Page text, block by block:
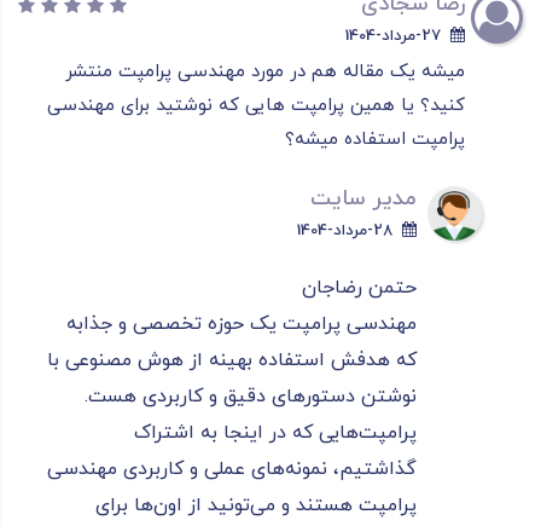
27-مرداد-1404
میشه یک مقاله هم در مورد مهندسی پرامپت منتشر
کنید؟ یا همین پرامپت هایی که نوشتید برای مهندسی
پرامپت استفاده میشه؟
مدیر سایت
28-مرداد-1404
حتمن رضاجان
مهندسی پرامپت یک حوزه تخصصی و جذابه
که هدفش استفاده بهینه از هوش مصنوعی با
نوشتن دستورهای دقیق و کاربردی هست.
پرامپت‌هایی که در اینجا به اشتراک
گذاشتیم، نمونه‌های عملی و کاربردی مهندسی
پرامپت هستند و می‌تونید از اون‌ها برای